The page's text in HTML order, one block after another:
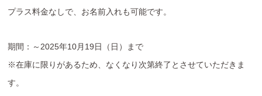
プラス料金なしで、お名前入れも可能です。
期間：～2025年10月19日（日）まで
※在庫に限りがあるため、なくなり次第終了とさせていただきま
す。